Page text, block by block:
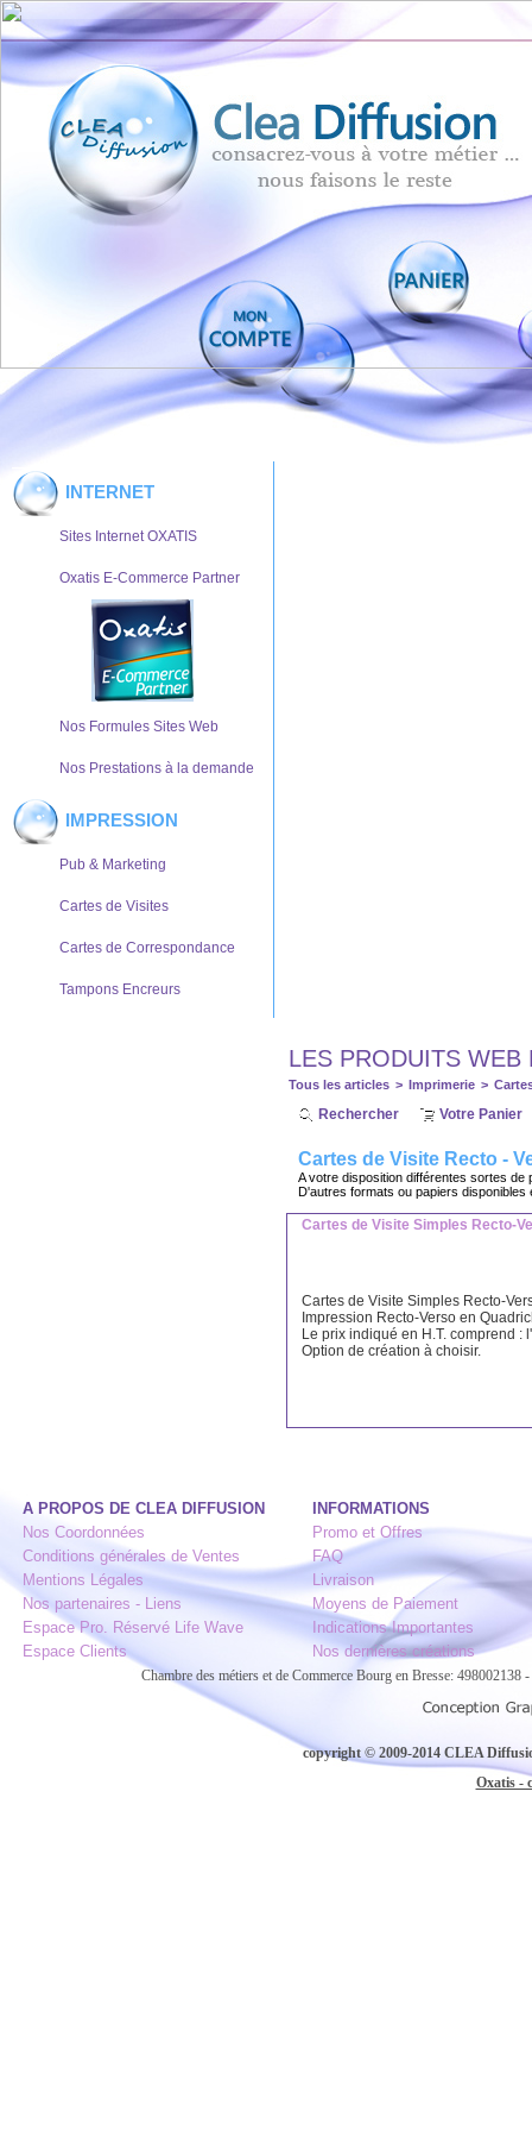
INTERNET
Sites Internet OXATIS
Oxatis E-Commerce Partner
Nos Formules Sites Web
Nos Prestations à la demande
IMPRESSION
Pub & Marketing
Cartes de Visites
Cartes de Correspondance
Tampons Encreurs
LES PRODUITS
Tous les articles > Imprimerie >
Rechercher Votre Panier
Cartes de Visite Recto -
A votre disposition différentes sortes
D'autres formats ou papiers disponibles
Cartes de Visite Simples Recto-
Cartes de Visite Simples Recto-
Impression Recto-Verso en
Le prix indiqué en H.T. comprend
Option de création à choisir.
A PROPOS DE CLEA DIFFUSION
INFORMATIONS
Nos Coordonnées
Promo et Offres
Conditions générales de Ventes
FAQ
Mentions Légales
Livraison
Nos partenaires - Liens
Moyens de Paiement
Espace Pro. Réservé Life Wave
Indications Importantes
Espace Clients
Nos dernières créations
Chambre des métiers et de Commerce Bourg en Bresse: 498002138
copyright © 2009-2014 CLEA
Oxatis -